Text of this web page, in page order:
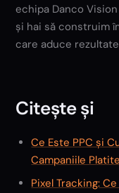
echipa Danco
și hai să construim
care aduce
Citește și
Ce Este PPC și
Campaniile
Pixel Tracking: